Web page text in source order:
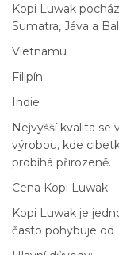
Kopi Luwak
Sumatra, Jáva a
Vietnamu
Filipín
Indie
Nejvyšší kvalita se
výrobou, kde
probíhá přirozeně.
Cena Kopi Luwak
Kopi Luwak je
často pohybuje od